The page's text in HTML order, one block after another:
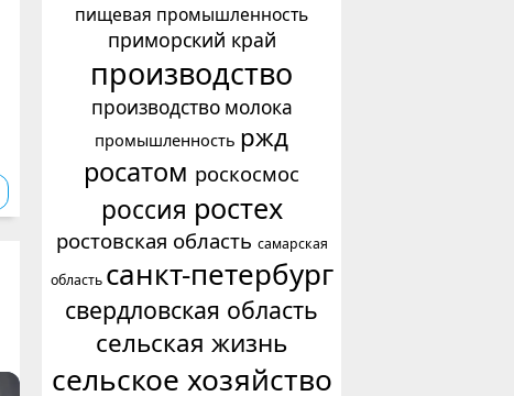
пищевая промышленность
приморский край
производство
производство молока
промышленность ржд
росатом роскосмос
россия ростех
ростовская область самарская
область санкт-петербург
свердловская область
сельская жизнь
сельское хозяйство